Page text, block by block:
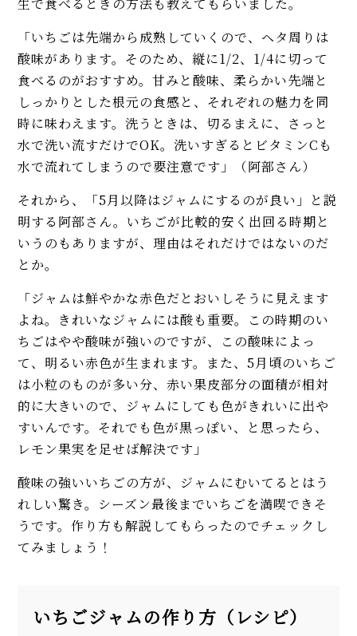
生で食べるときの方法も教えてもらいました。
「いちごは先端から成熟していくので、ヘタ周りは
酸味があります。そのため、縦に1/2、1/4に切って
食べるのがおすすめ。甘みと酸味、柔らかい先端と
しっかりとした根元の食感と、それぞれの魅力を同
時に味わえます。洗うときは、切るまえに、さっと
水で洗い流すだけでOK。洗いすぎるとビタミンCも
水で流れてしまうので要注意です」（阿部さん）
それから、「5月以降はジャムにするのが良い」と説
明する阿部さん。いちごが比較的安く出回る時期と
いうのもありますが、理由はそれだけではないのだ
とか。
「ジャムは鮮やかな赤色だとおいしそうに見えます
よね。きれいなジャムには酸も重要。この時期のい
ちごはやや酸味が強いのですが、この酸味によっ
て、明るい赤色が生まれます。また、5月頃のいちご
は小粒のものが多い分、赤い果皮部分の面積が相対
的に大きいので、ジャムにしても色がきれいに出や
すいんです。それでも色が黒っぽい、と思ったら、
レモン果実を足せば解決です」
酸味の強いいちごの方が、ジャムにむいてるとはう
れしい驚き。シーズン最後までいちごを満喫できそ
うです。作り方も解説してもらったのでチェックし
てみましょう！
いちごジャムの作り方（レシピ）